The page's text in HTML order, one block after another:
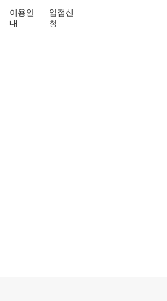
이용안
내
입점신
청